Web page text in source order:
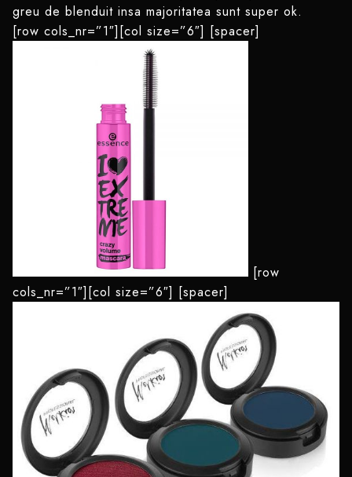
greu de blenduit insa majoritatea sunt super ok.
[row cols_nr=”1″][col size=”6″] [spacer]
[row
cols_nr=”1″][col size=”6″] [spacer]